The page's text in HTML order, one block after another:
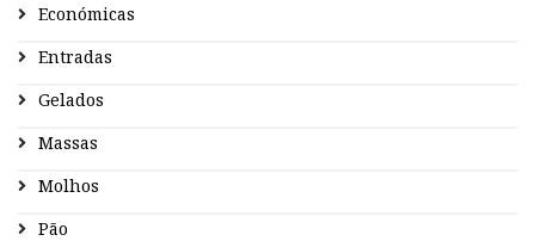
Económicas
Entradas
Gelados
Massas
Molhos
Pão